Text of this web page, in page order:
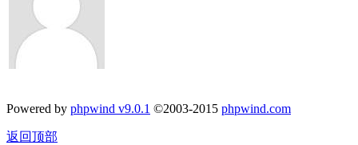
Powered by phpwind v9.0.1 ©2003-2015 phpwind.com
返回顶部